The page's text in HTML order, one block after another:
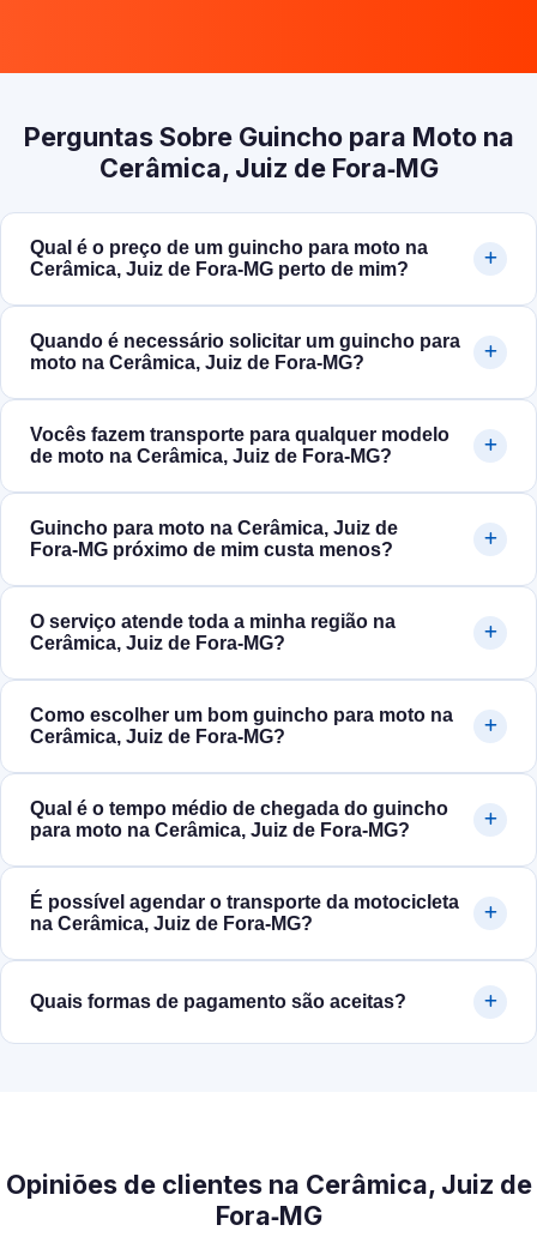
Perguntas Sobre Guincho para Moto na
Cerâmica, Juiz de Fora‑MG
Qual é o preço de um guincho para moto na
Cerâmica, Juiz de Fora‑MG perto de mim?
Quando é necessário solicitar um guincho para
moto na Cerâmica, Juiz de Fora‑MG?
Vocês fazem transporte para qualquer modelo
de moto na Cerâmica, Juiz de Fora‑MG?
Guincho para moto na Cerâmica, Juiz de
Fora‑MG próximo de mim custa menos?
O serviço atende toda a minha região na
Cerâmica, Juiz de Fora‑MG?
Como escolher um bom guincho para moto na
Cerâmica, Juiz de Fora‑MG?
Qual é o tempo médio de chegada do guincho
para moto na Cerâmica, Juiz de Fora‑MG?
É possível agendar o transporte da motocicleta
na Cerâmica, Juiz de Fora‑MG?
Quais formas de pagamento são aceitas?
Opiniões de clientes na Cerâmica, Juiz de
Fora‑MG